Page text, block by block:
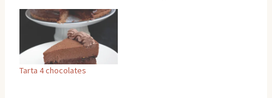
Tarta 4 chocolates